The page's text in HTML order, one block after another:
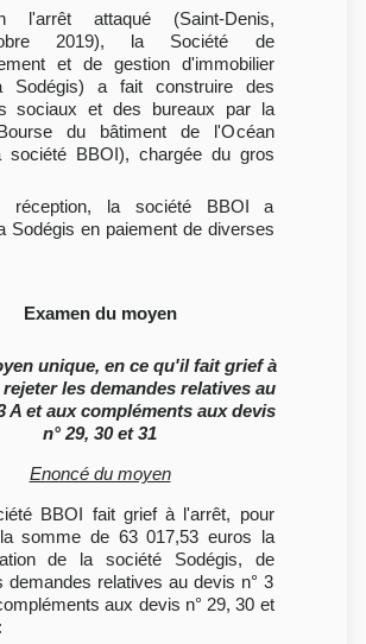
l'arrêt attaqué (Saint-Denis,
2019), la Société de
et de gestion d'immobilier
Sodégis) a fait construire des
sociaux et des bureaux par la
du bâtiment de l'Océan
société BBOI), chargée du gros
réception, la société BBOI a
Sodégis en paiement de diverses
Examen du moyen
unique, en ce qu'il fait grief à
les demandes relatives au
A et aux compléments aux devis
n° 29, 30 et 31
Enoncé du moyen
BBOI fait grief à l'arrêt, pour
somme de 63 017,53 euros la
de la société Sodégis, de
demandes relatives au devis n° 3
aux devis n° 29, 30 et